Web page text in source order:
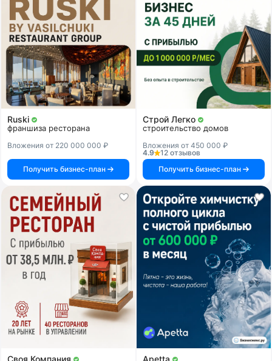
Ruski
франшиза ресторана
Вложения от 220 000 000 ₽
Получить бизнес-план
Строй Легко
строительство домов
Вложения от 450 000 ₽
4.9
12 отзывов
Получить бизнес-план